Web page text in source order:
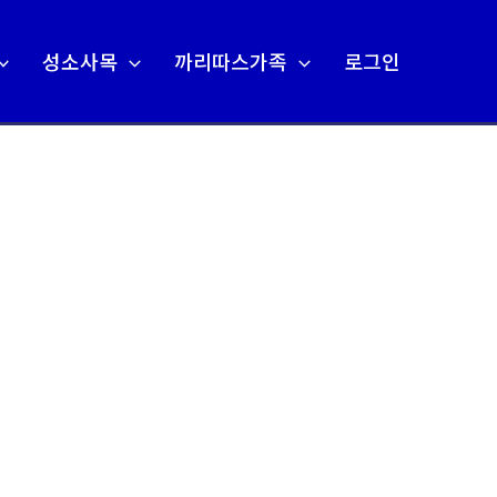
성소사목 까리따스가족 로그인